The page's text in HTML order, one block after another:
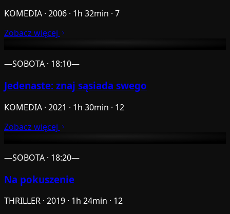
KOMEDIA · 2006 · 1h 32min · 7
Zobacz więcej
—SOBOTA · 18:10—
Jedenaste: znaj sąsiada swego
KOMEDIA · 2021 · 1h 30min · 12
Zobacz więcej
—SOBOTA · 18:20—
Na pokuszenie
THRILLER · 2019 · 1h 24min · 12